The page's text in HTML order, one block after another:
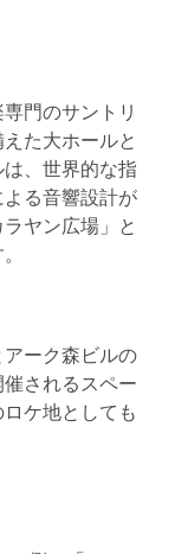
門のサントリ
た大ホールと
、世界的な指
る音響設計が
ヤン広場」と
ーク森ビルの
されるスペー
ケ地としても